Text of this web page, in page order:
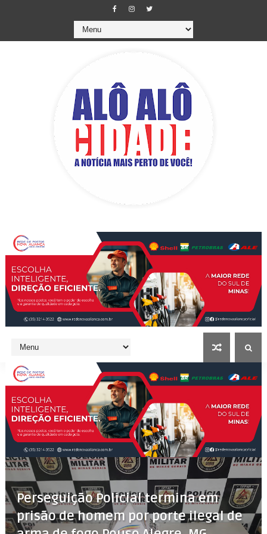
Perseguição Policial termina em
prisão de homem por porte ilegal de